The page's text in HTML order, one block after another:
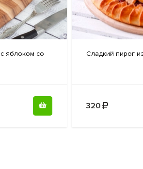
с яблоком со
Сладкий пирог
320